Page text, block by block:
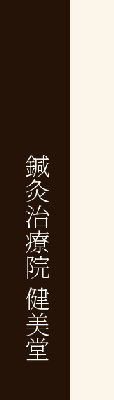
鍼灸治療院 健美堂